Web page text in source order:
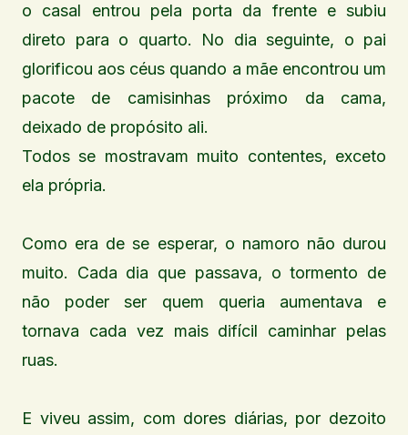
o casal entrou pela porta da frente e subiu
direto para o quarto. No dia seguinte, o pai
glorificou aos céus quando a mãe encontrou um
pacote de camisinhas próximo da cama,
deixado de propósito ali.
Todos se mostravam muito contentes, exceto
ela própria.
Como era de se esperar, o namoro não durou
muito. Cada dia que passava, o tormento de
não poder ser quem queria aumentava e
tornava cada vez mais difícil caminhar pelas
ruas.
E viveu assim, com dores diárias, por dezoito